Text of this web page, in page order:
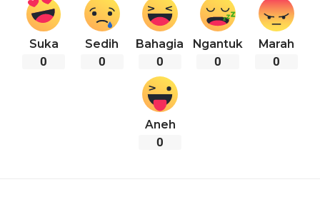
Suka
0
Sedih
0
Bahagia
0
Ngantuk
0
Marah
0
Aneh
0